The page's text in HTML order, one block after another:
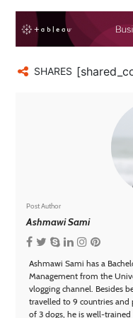
SHARES
Post Author
Ashmawi Sami
Ashmawi Sami has a
Management from the
vlogging channel. Besides
travelled to 9 countries
of 3 dogs, he is well-